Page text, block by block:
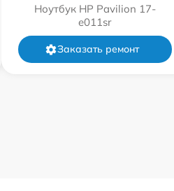
Ноутбук HP Pavilion 17-
e011sr
Заказать ремонт